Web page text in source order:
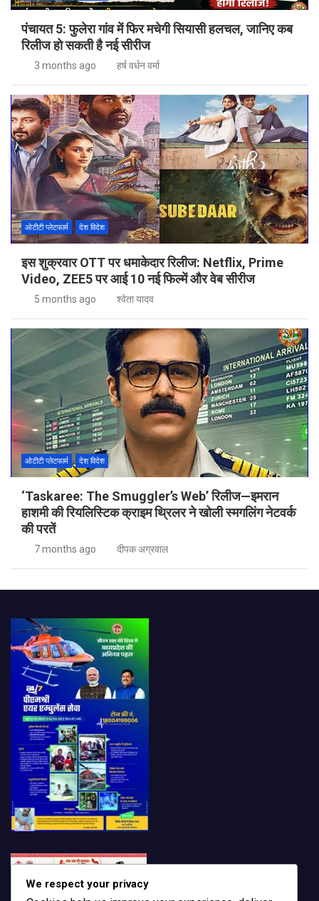
पंचायत 5: फुलेरा गांव में फिर मचेगी सियासी हलचल, जानिए कब
रिलीज हो सकती है नई सीरीज
3 months ago हर्ष वर्धन वर्मा
ओटीटी प्लेटफार्म देश विदेश
इस शुक्रवार OTT पर धमाकेदार रिलीज: Netflix, Prime
Video, ZEE5 पर आई 10 नई फिल्में और वेब सीरीज
5 months ago श्वेता यादव
ओटीटी प्लेटफार्म देश विदेश
‘Taskaree: The Smuggler’s Web’ रिलीज—इमरान
हाशमी की रियलिस्टिक क्राइम थ्रिलर ने खोली स्मगलिंग नेटवर्क
की परतें
7 months ago दीपक अग्रवाल
We respect your privacy